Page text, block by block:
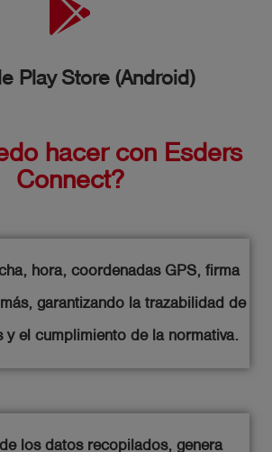
Play Store (Android)
hacer con Esders
Connect?
hora, coordenadas GPS, firma
garantizando la trazabilidad de
y el cumplimiento de la normativa.
los datos recopilados, genera